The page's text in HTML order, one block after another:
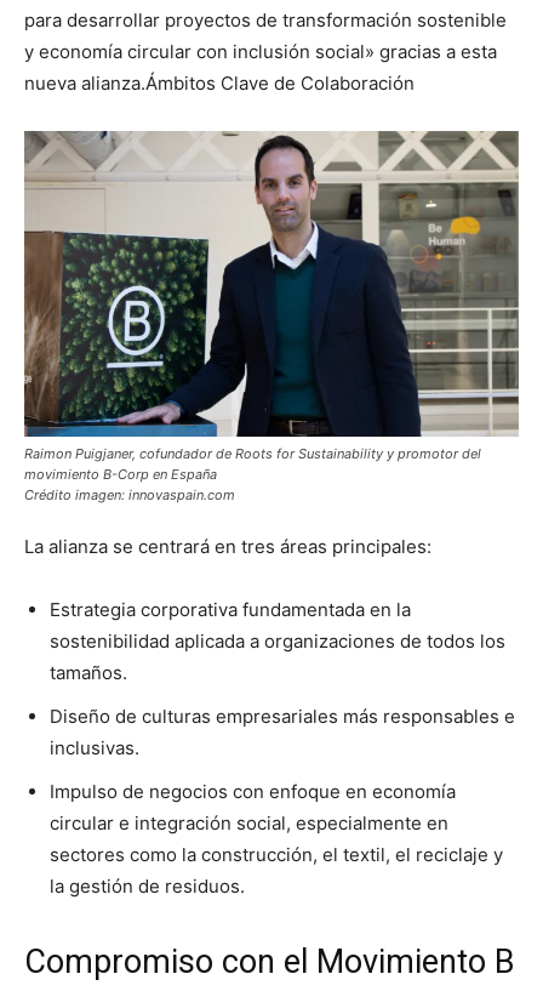
para desarrollar proyectos de transformación sostenible
y economía circular con inclusión social» gracias a esta
nueva alianza.Ámbitos Clave de Colaboración
Raimon Puigjaner, cofundador de Roots for Sustainability y promotor del
movimiento B-Corp en España
Crédito imagen: innovaspain.com
La alianza se centrará en tres áreas principales:
Estrategia corporativa fundamentada en la
sostenibilidad aplicada a organizaciones de todos los
tamaños.
Diseño de culturas empresariales más responsables e
inclusivas.
Impulso de negocios con enfoque en economía
circular e integración social, especialmente en
sectores como la construcción, el textil, el reciclaje y
la gestión de residuos.
Compromiso con el Movimiento B